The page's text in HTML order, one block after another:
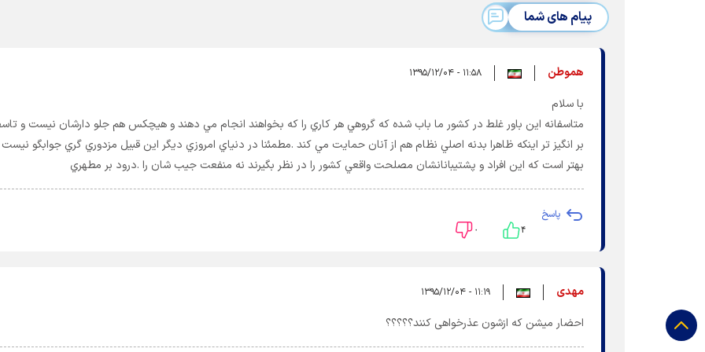
پیام های شما
هموطن ۱۱:۵۸ - ۱۳۹۵/۱۲/۰۴
با سلام
متاسفانه اين باور غلط در كشور ما باب شده كه گروهي هر كاري را كه بخواهند انجام مي دهند و هيچكس هم جلو دارشان نيست و
بر انگيز تر اينكه ظاهرا بدنه اصلي نظام هم از آنان حمايت مي كند .مطمئنا در دنياي امروزي ديگر اين قبيل مزدوري گري جوابگو
بهتر است كه اين افراد و پشتيبانانشان مصلحت واقعي كشور را در نظر بگيرند نه منفعت جيب شان را .درود بر مطهري
پاسخ
۴ ۰
مهدی ۱۱:۱۹ - ۱۳۹۵/۱۲/۰۴
احضار میشن که ازشون عذرخواهی کنند؟؟؟؟؟